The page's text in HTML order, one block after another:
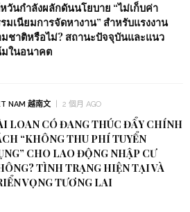
วันกำลังผลักดันนโยบาย “ไม่เก็บค่า
มเนียมการจัดหางาน” สำหรับแรงงาน
ชาติหรือไม่? สถานะปัจจุบันและแนว
ในอนาคต
NAM 越南文 2 個月 AGO
LOAN CÓ ĐANG THÚC ĐẨY CHÍNH
“KHÔNG THU PHÍ TUYỂN
CHO LAO ĐỘNG NHẬP CƯ
TÌNH TRẠNG HIỆN TẠI VÀ
VỌNG TƯƠNG LAI